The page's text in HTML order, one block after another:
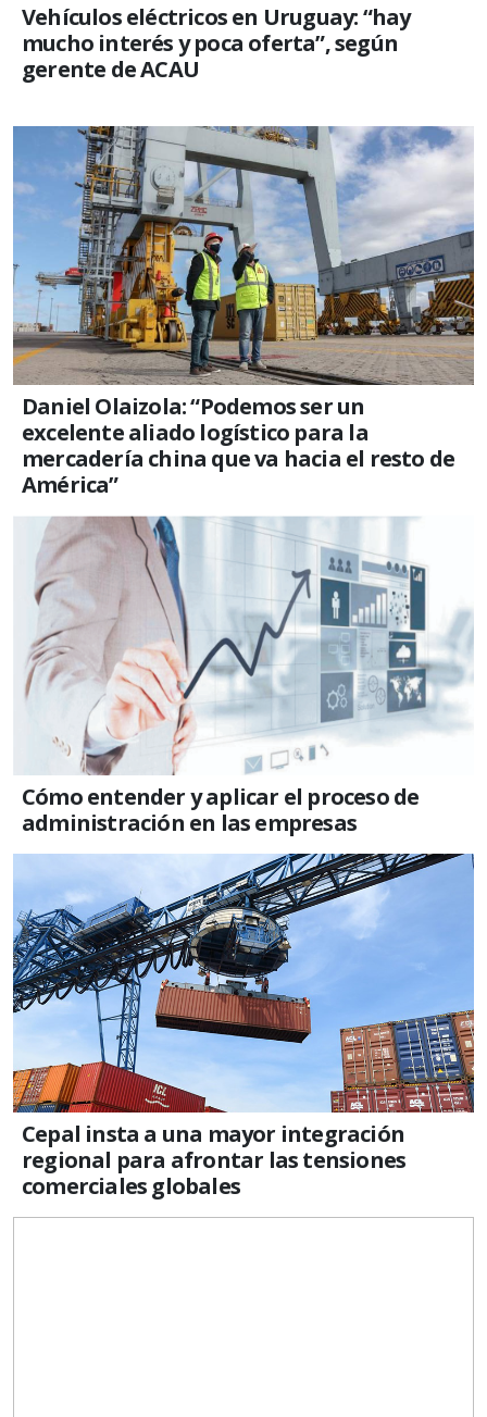
Vehículos eléctricos en Uruguay: “hay
mucho interés y poca oferta”, según
gerente de ACAU
Daniel Olaizola: “Podemos ser un
excelente aliado logístico para la
mercadería china que va hacia el resto de
América”
Cómo entender y aplicar el proceso de
administración en las empresas
Cepal insta a una mayor integración
regional para afrontar las tensiones
comerciales globales